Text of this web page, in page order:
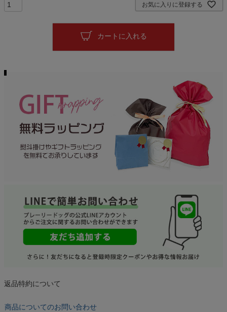
お気に入りに登録する
カートに入れる
返品特約について
商品についてのお問い合わせ